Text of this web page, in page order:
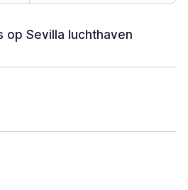
op Sevilla luchthaven